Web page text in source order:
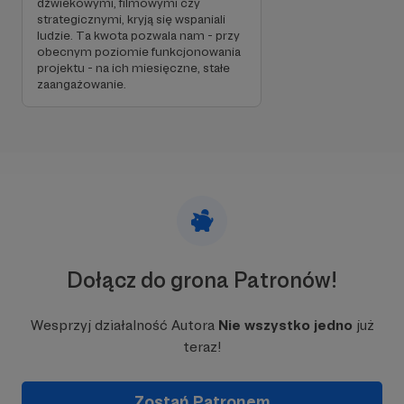
Po co nam Patronite?
strategicznymi, kryją się wspaniali
ludzie. Ta kwota pozwala nam - przy
obecnym poziomie funkcjonowania
projektu - na ich miesięczne, stałe
zaangażowanie.
Dołącz do grona Patronów!
Wesprzyj działalność Autora Nie wszystko jedno już
teraz!